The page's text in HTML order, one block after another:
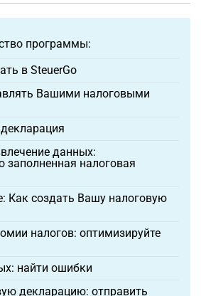
программы:
в SteuerGo
Вашими налоговыми
данных:
заполненная налоговая
Как создать Вашу налоговую
налогов: оптимизируйте
найти ошибки
декларацию: отправить